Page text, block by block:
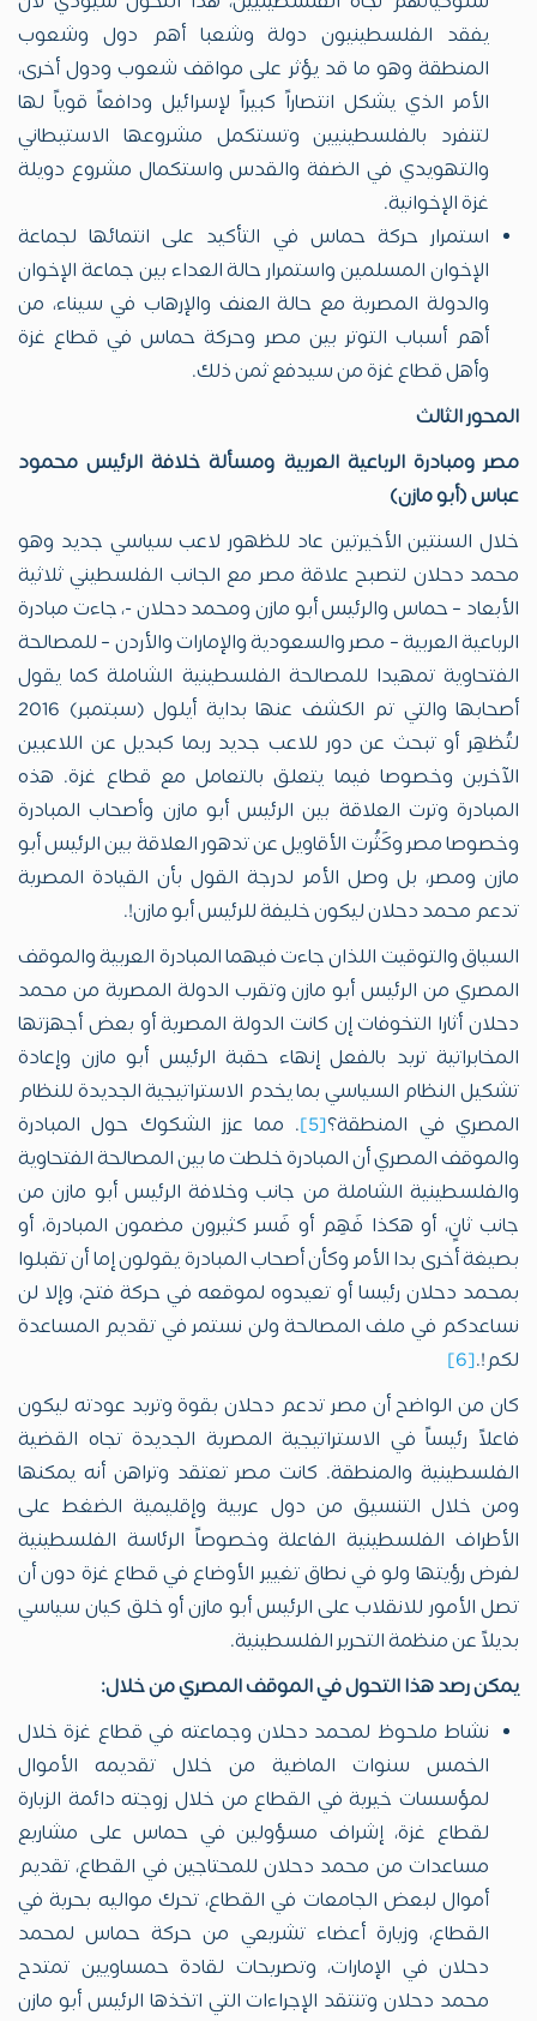
يفقد الفلسطينيون دولة وشعبا أهم دول وشعوب
المنطقة وهو ما قد يؤثر على مواقف شعوب ودول أخرى،
الأمر الذي يشكل انتصاراً كبيراً لإسرائيل ودافعاً قوياً لها
لتنفرد بالفلسطينيين وتستكمل مشروعها الاستيطاني
والتهويدي في الضفة والقدس واستكمال مشروع دويلة
غزة الإخوانية.
استمرار حركة حماس في التأكيد على انتمائها لجماعة
الإخوان المسلمين واستمرار حالة العداء بين جماعة الإخوان
والدولة المصرية مع حالة العنف والإرهاب في سيناء، من
أهم أسباب التوتر بين مصر وحركة حماس في قطاع غزة
وأهل قطاع غزة من سيدفع ثمن ذلك.
المحور الثالث
مصر ومبادرة الرباعية العربية ومسألة خلافة الرئيس محمود
عباس (أبو مازن)
خلال السنتين الأخيرتين عاد للظهور لاعب سياسي جديد وهو
محمد دحلان لتصبح علاقة مصر مع الجانب الفلسطيني ثلاثية
الأبعاد – حماس والرئيس أبو مازن ومحمد دحلان -، جاءت مبادرة
الرباعية العربية – مصر والسعودية والإمارات والأردن – للمصالحة
الفتحاوية تمهيدا للمصالحة الفلسطينية الشاملة كما يقول
أصحابها والتي تم الكشف عنها بداية أيلول (سبتمبر) 2016
لتُظهِر أو تبحث عن دور للاعب جديد ربما كبديل عن اللاعبين
الآخرين وخصوصا فيما يتعلق بالتعامل مع قطاع غزة. هذه
المبادرة وترت العلاقة بين الرئيس أبو مازن وأصحاب المبادرة
وخصوصا مصر وكَثُرت الأقاويل عن تدهور العلاقة بين الرئيس أبو
مازن ومصر، بل وصل الأمر لدرجة القول بأن القيادة المصرية
تدعم محمد دحلان ليكون خليفة للرئيس أبو مازن!.
السياق والتوقيت اللذان جاءت فيهما المبادرة العربية والموقف
المصري من الرئيس أبو مازن وتقرب الدولة المصرية من محمد
دحلان أثارا التخوفات إن كانت الدولة المصرية أو بعض أجهزتها
المخابراتية تريد بالفعل إنهاء حقبة الرئيس أبو مازن وإعادة
تشكيل النظام السياسي بما يخدم الاستراتيجية الجديدة للنظام
المصري في المنطقة؟[5]
. مما عزز الشكوك حول المبادرة
والموقف المصري أن المبادرة خلطت ما بين المصالحة الفتحاوية
والفلسطينية الشاملة من جانب وخلافة الرئيس أبو مازن من
جانب ثانٍ، أو هكذا فَهِم أو فَسر كثيرون مضمون المبادرة، أو
بصيغة أخرى بدا الأمر وكأن أصحاب المبادرة يقولون إما أن تقبلوا
بمحمد دحلان رئيسا أو تعيدوه لموقعه في حركة فتح، وإلا لن
نساعدكم في ملف المصالحة ولن نستمر في تقديم المساعدة
لكم!.[6]
كان من الواضح أن مصر تدعم دحلان بقوة وتريد عودته ليكون
فاعلاً رئيساً في الاستراتيجية المصرية الجديدة تجاه القضية
الفلسطينية والمنطقة. كانت مصر تعتقد وتراهن أنه يمكنها
ومن خلال التنسيق من دول عربية وإقليمية الضغط على
الأطراف الفلسطينية الفاعلة وخصوصاً الرئاسة الفلسطينية
لفرض رؤيتها ولو في نطاق تغيير الأوضاع في قطاع غزة دون أن
تصل الأمور للانقلاب على الرئيس أبو مازن أو خلق كيان سياسي
بديلاً عن منظمة التحرير الفلسطينية.
يمكن رصد هذا التحول في الموقف المصري من خلال:
نشاط ملحوظ لمحمد دحلان وجماعته في قطاع غزة خلال
الخمس سنوات الماضية من خلال تقديمه الأموال
لمؤسسات خيرية في القطاع من خلال زوجته دائمة الزيارة
لقطاع غزة، إشراف مسؤولين في حماس على مشاريع
مساعدات من محمد دحلان للمحتاجين في القطاع، تقديم
أموال لبعض الجامعات في القطاع، تحرك مواليه بحرية في
القطاع، وزيارة أعضاء تشريعي من حركة حماس لمحمد
دحلان في الإمارات، وتصريحات لقادة حمساويين تمتدح
محمد دحلان وتنتقد الإجراءات التي اتخذها الرئيس أبو مازن